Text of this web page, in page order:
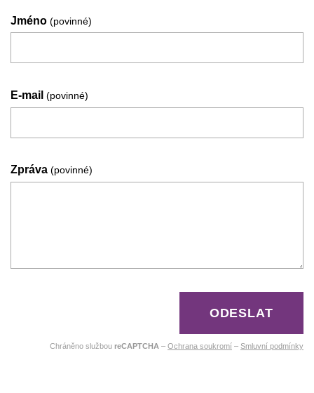
Jméno (povinné)
E-mail (povinné)
Zpráva (povinné)
ODESLAT
Chráněno službou reCAPTCHA – Ochrana soukromí – Smluvní podmínky